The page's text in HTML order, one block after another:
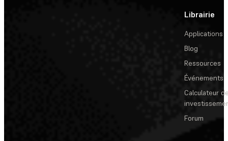
Librairie
Applications
Blog
Ressources
Événements
Calculateur
Forum